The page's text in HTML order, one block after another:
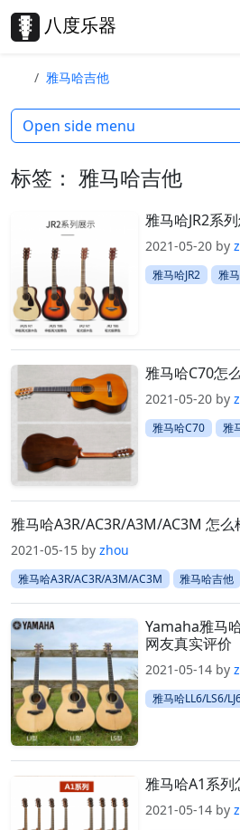
Skip to content
Skip to footer
八度乐器
雅马哈吉他
标签： 雅马哈吉他
雅马哈JR2系
2021-05-20 by
雅马哈JR2 雅
雅马哈C70怎
2021-05-20 by
雅马哈C70 雅
雅马哈A3R/AC3R/A3M/AC3M 怎
2021-05-15 by zhou
雅马哈A3R/AC3R/A3M/AC3M 雅马哈吉他
Yamaha雅马
网友真实评价
2021-05-14 by
雅马哈LL6/LS6/
雅马哈A1系
2021-05-14 by
Open side menu